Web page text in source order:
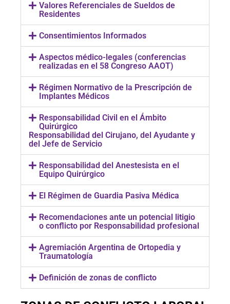
Valores Referenciales de Sueldos de
Residentes
Consentimientos Informados
Aspectos médico-legales (conferencias
realizadas en el 58 Congreso AAOT)
Régimen Normativo de la Prescripción de
Implantes Médicos
Responsabilidad Civil en el Ámbito
Quirúrgico
Responsabilidad del Cirujano, del Ayudante y
del Jefe de Servicio
Responsabilidad del Anestesista en el
Equipo Quirúrgico
El Régimen de Guardia Pasiva Médica
Recomendaciones ante un potencial litigio
o conflicto por Responsabilidad profesional
Agremiación Argentina de Ortopedia y
Traumatología
Definición de zonas de conflicto